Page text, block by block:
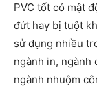
PVC tốt có mật
đứt hay bị tuột
sử dụng nhiều
ngành in, ngành
ngành nhuộm